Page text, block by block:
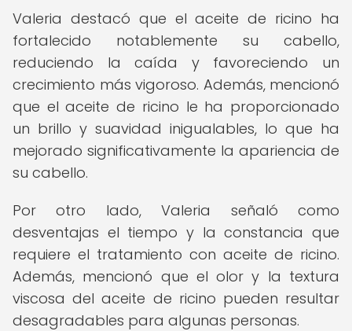
Valeria destacó que el aceite de ricino ha
fortalecido notablemente su cabello,
reduciendo la caída y favoreciendo un
crecimiento más vigoroso. Además, mencionó
que el aceite de ricino le ha proporcionado
un brillo y suavidad inigualables, lo que ha
mejorado significativamente la apariencia de
su cabello.
Por otro lado, Valeria señaló como
desventajas el tiempo y la constancia que
requiere el tratamiento con aceite de ricino.
Además, mencionó que el olor y la textura
viscosa del aceite de ricino pueden resultar
desagradables para algunas personas.